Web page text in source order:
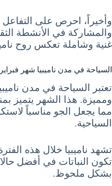
وأخيراً، احرص على
والمشاركة في الأنشطة
غنية وشاملة تعكس روح
السياحة في مدن ناميبيا شهر فبراير
تعتبر السياحة في مدن
ومميزة. هذا الشهر يتميز
مما يجعل الجو مناسباً
السياحية.
تشهد ناميبيا خلال هذه
تكون النباتات في أفضل
بشكل ملحوظ.